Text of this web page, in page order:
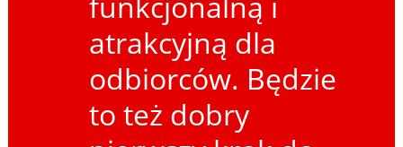
atrakcyjną dla
odbiorców. Będzie
to też dobry